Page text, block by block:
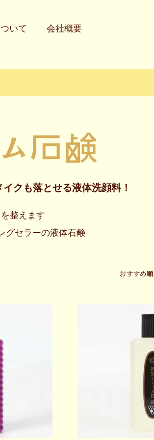
いて 会社概要
クも落とせる液体洗顔料！
整えます
グセラーの液体石鹸
おすすめ順